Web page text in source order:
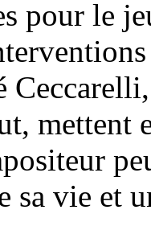
pour le
mettent
sa vie et